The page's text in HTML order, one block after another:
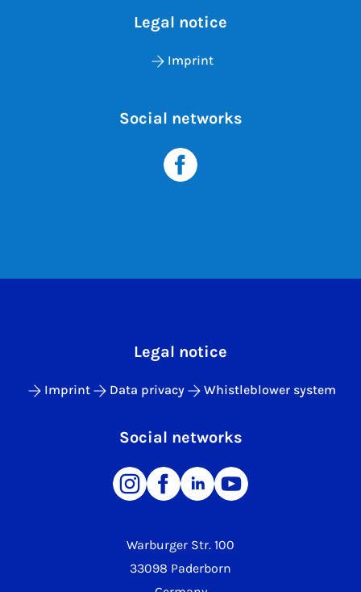
Legal notice
Imprint
Social networks
Warburger Str. 100
33098 Paderborn
Legal notice
Imprint Data privacy Whistleblower system
Social networks